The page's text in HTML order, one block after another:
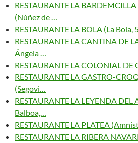
RESTAURANTE LA
(Núñez de …
RESTAURANTE LA BOLA (La Bola,
RESTAURANTE LA CANTINA DE
Ángela …
RESTAURANTE LA COLONIAL DE
RESTAURANTE LA GASTRO-
(Segovi…
RESTAURANTE LA LEYENDA DEL
Balboa,…
RESTAURANTE LA PLATEA
RESTAURANTE LA RIBERA